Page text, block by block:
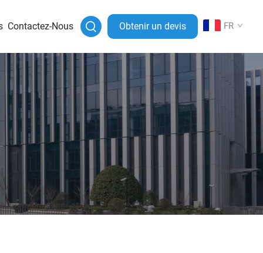
Contactez-Nous Obtenir un devis FR